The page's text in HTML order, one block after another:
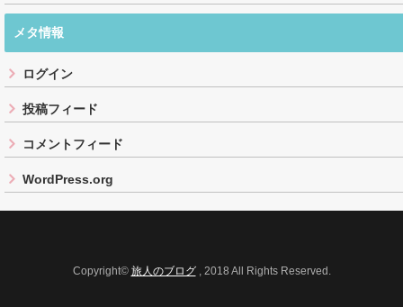
メタ情報
ログイン
投稿フィード
コメントフィード
WordPress.org
Copyright© 旅人のブログ, 2018 All Rights Reserved.